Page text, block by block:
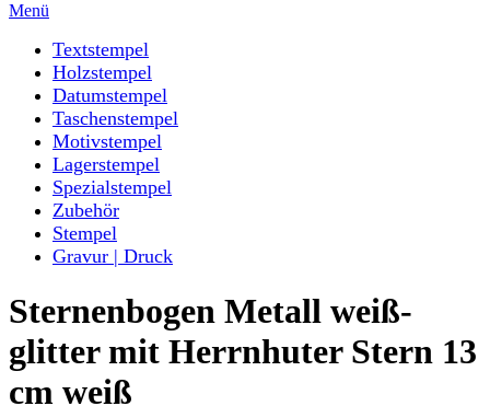
Menü
Textstempel
Holzstempel
Datumstempel
Taschenstempel
Motivstempel
Lagerstempel
Spezialstempel
Zubehör
Stempel
Gravur | Druck
Sternenbogen Metall weiß-
glitter mit Herrnhuter Stern 13
cm weiß